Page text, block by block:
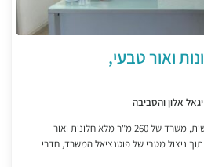
בבניין ייצוגי ומרשים, קומה שלישית, משרד של 260 מ"ר מלא חלונות ואור
ניצול מטבי של פוטנציאל המשרד, חדרי